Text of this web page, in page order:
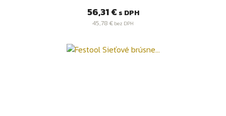
Cena
56,31 € s DPH
45,78 € bez DPH